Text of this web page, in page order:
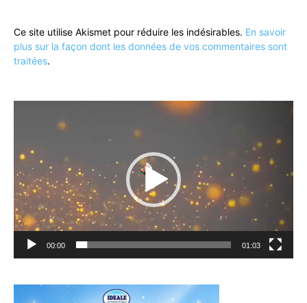
Ce site utilise Akismet pour réduire les indésirables. En savoir
plus sur la façon dont les données de vos commentaires sont
traitées.
00:00 01:03